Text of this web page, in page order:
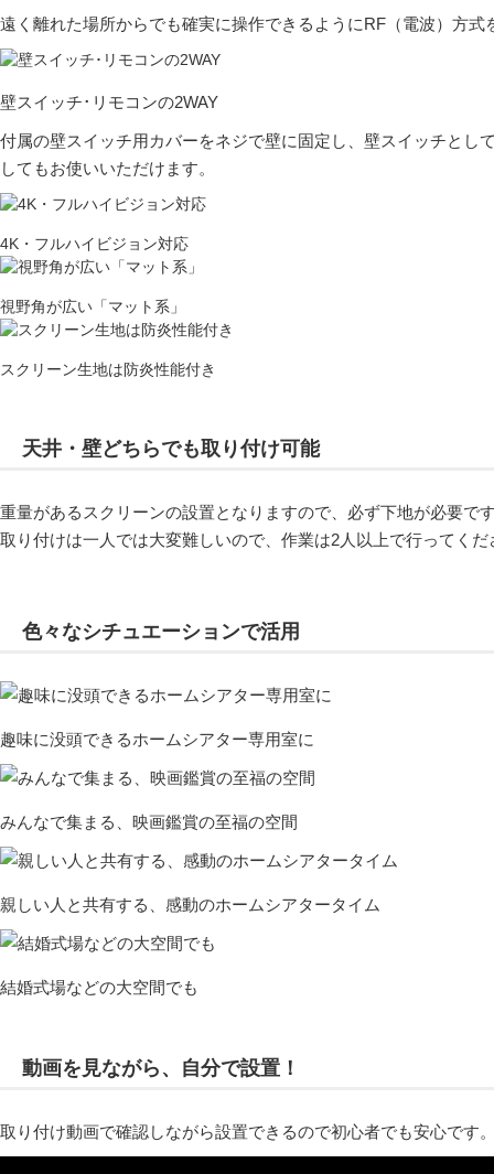
遠く離れた場所からでも確実に操作できるようにRF（電波）方
壁スイッチ･リモコンの2WAY
付属の壁スイッチ用カバーをネジで壁に固定し、壁スイッチと
してもお使いいただけます。
4K・フルハイビジョン対応
視野角が広い「マット系」
スクリーン生地は防炎性能付き
天井・壁どちらでも取り付け可能
重量があるスクリーンの設置となりますので、必ず下地が必要で
取り付けは一人では大変難しいので、作業は2人以上で行ってくだ
色々なシチュエーションで活用
趣味に没頭できるホームシアター専用室に
みんなで集まる、映画鑑賞の至福の空間
親しい人と共有する、感動のホームシアタータイム
結婚式場などの大空間でも
動画を見ながら、自分で設置！
取り付け動画で確認しながら設置できるので初心者でも安心です